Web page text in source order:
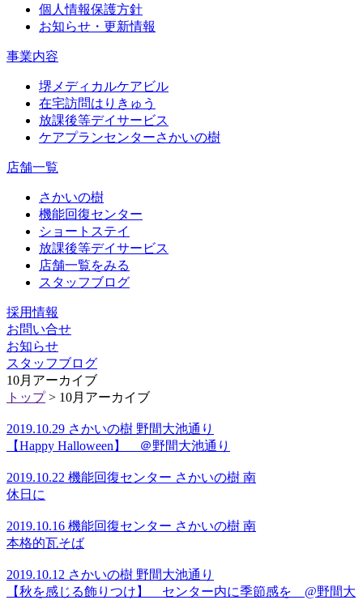
個人情報保護方針
お知らせ・更新情報
事業内容
堺メディカルケアビル
在宅訪問はりきゅう
放課後等デイサービス
ケアプランセンターさかいの樹
店舗一覧
さかいの樹
機能回復センター
ショートステイ
放課後等デイサービス
店舗一覧をみる
スタッフブログ
採用情報
お問い合せ
お知らせ
スタッフブログ
10月アーカイブ
トップ> 10月アーカイブ
2019.10.29 さかいの樹 野間大池通り
【Happy Halloween】 ＠野間大池通り
2019.10.22 機能回復センター さかいの樹 南
休日に
2019.10.16 機能回復センター さかいの樹 南
本格的瓦そば
2019.10.12 さかいの樹 野間大池通り
【秋を感じる飾りつけ】 センター内に季節感を @野間大